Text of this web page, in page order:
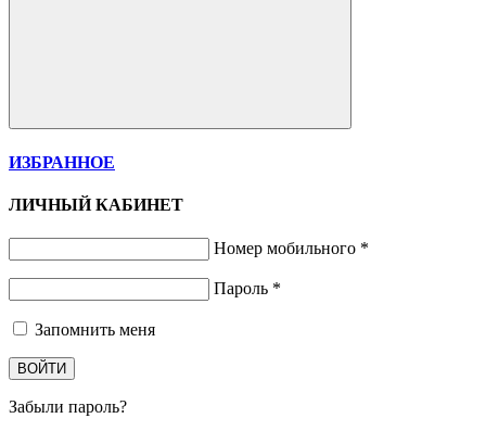
ИЗБРАННОЕ
ЛИЧНЫЙ КАБИНЕТ
Номер мобильного *
Пароль *
Запомнить меня
ВОЙТИ
Забыли пароль?